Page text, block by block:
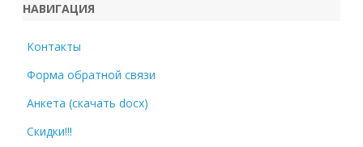
НАВИГАЦИЯ
Контакты
Форма обратной связи
Анкета (скачать docx)
Скидки!!!